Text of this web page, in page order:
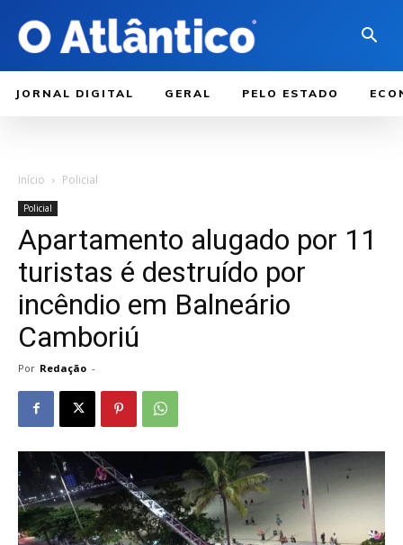
JORNAL DIGITAL GERAL PELO ESTADO
Início Policial
Policial
Apartamento alugado por 11
turistas é destruído por
incêndio em Balneário
Camboriú
Por Redação -